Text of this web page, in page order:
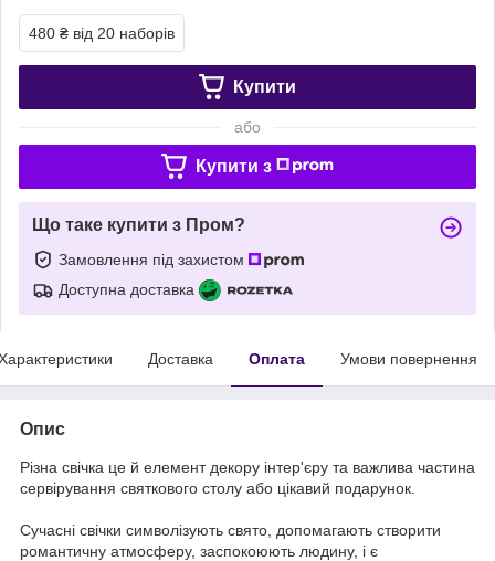
480 ₴ від 20 наборів
Купити
або
Купити з
Що таке купити з Пром?
Замовлення під захистом
Доступна доставка
Доставка Оплата Умови повернення
Опис
Різна свічка це й елемент декору інтер'єру та важлива частина
сервірування святкового столу або цікавий подарунок.
Сучасні свічки символізують свято, допомагають створити
романтичну атмосферу, заспокоюють людину, і є